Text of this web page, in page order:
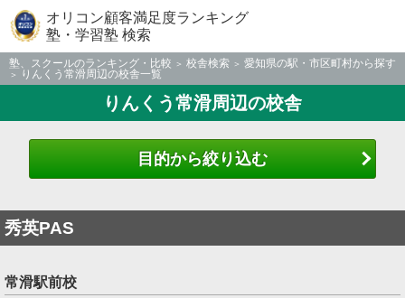
オリコン顧客満足度ランキング
塾・学習塾 検索
塾、スクールのランキング・比較 校舎検索
愛知県の駅・市区町村から探す
りんくう常滑周辺の校舎一覧
りんくう常滑周辺の校舎
目的から絞り込む
秀英PAS
常滑駅前校